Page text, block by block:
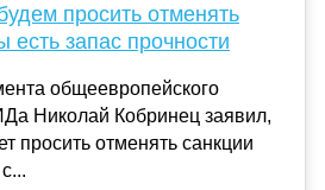
просить отменять
есть запас прочности
общеевропейского
Николай Кобринец заявил,
просить отменять санкции